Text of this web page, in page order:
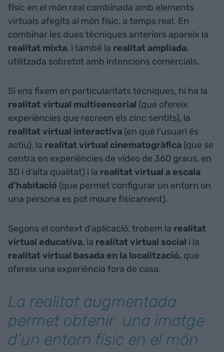
físic en el món real combinada amb elements
virtuals afegits al món físic, a temps real. En
combinar les dues tècniques anteriors apareix la
realitat mixta, i també la realitat ampliada,
utilitzada sobretot amb intencions comercials.
Si ens fixem en particularitats tècniques, hi ha la
realitat virtual multisensorial (que ofereix
experiències que recreen els cinc sentits), la
realitat virtual interactiva (en què l’usuari és
actiu), la realitat virtual cinematogràfica (que se
centra en experiències de vídeo de 360 graus, en
3D i d'alta qualitat) i la realitat virtual a escala
d’habitació (que permet configurar un entorn on
una persona es pot moure físicament).
Segons el context d’aplicació, trobem la realitat
virtual educativa, la realitat virtual social i la
realitat virtual basada en la localització, que
ofereix una experiència fora de casa.
La realitat augmentada
permet obtenir una imatge
d'un entorn físic en el món